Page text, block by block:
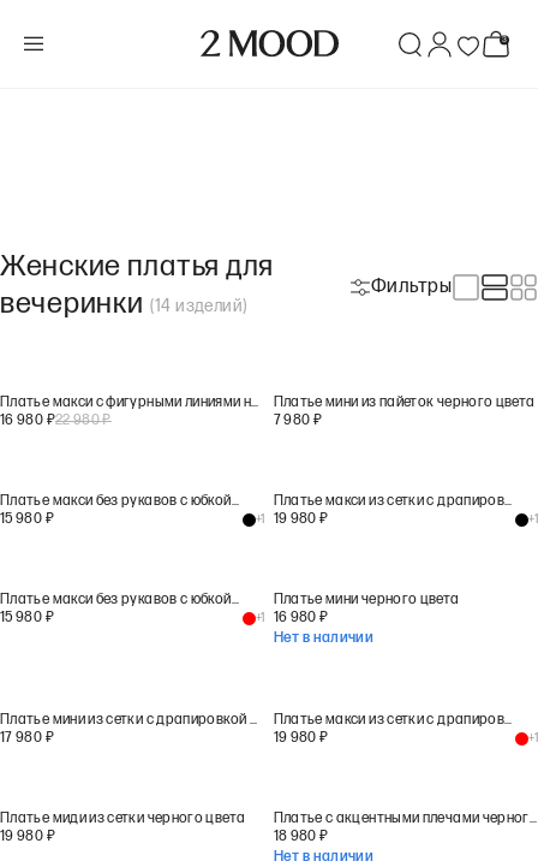
Женские платья для
вечеринки (14 изделий)
Фильтры
Платье макси с фигурными линиями на юбке черного цвета
16 980 ₽22 980₽
Платье мини из пайеток черного цвета
7 980 ₽
Платье макси без рукавов с юбкой на запах черного цвета
15 980 ₽ +1
Платье макси из сетки с драпировкой черного цвета
19 980 ₽ +1
Платье макси без рукавов с юбкой на запах красного цвета
15 980 ₽ +1
Платье мини черного цвета
16 980 ₽
Нет в наличии
Платье мини из сетки с драпировкой черного цвета
17 980 ₽
Платье макси из сетки с драпировкой красного цвета
19 980 ₽ +1
Платье миди из сетки черного цвета
19 980 ₽
Платье с акцентными плечами черного цвета
18 980 ₽
Нет в наличии